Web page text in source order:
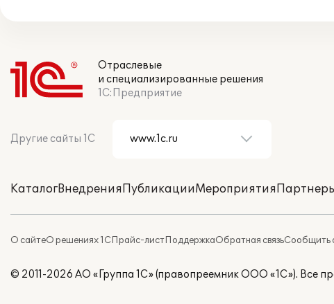
Отраслевые
и специализированные решения
1С:Предприятие
Другие сайты 1С
КаталогВнедренияПубликацииМероприятия
О сайтеО решениях 1СПрайс-листПоддержкаОбратная связьСообщить
© 2011-2026 АО «Группа 1С» (правопреемник ООО «1С»). Все